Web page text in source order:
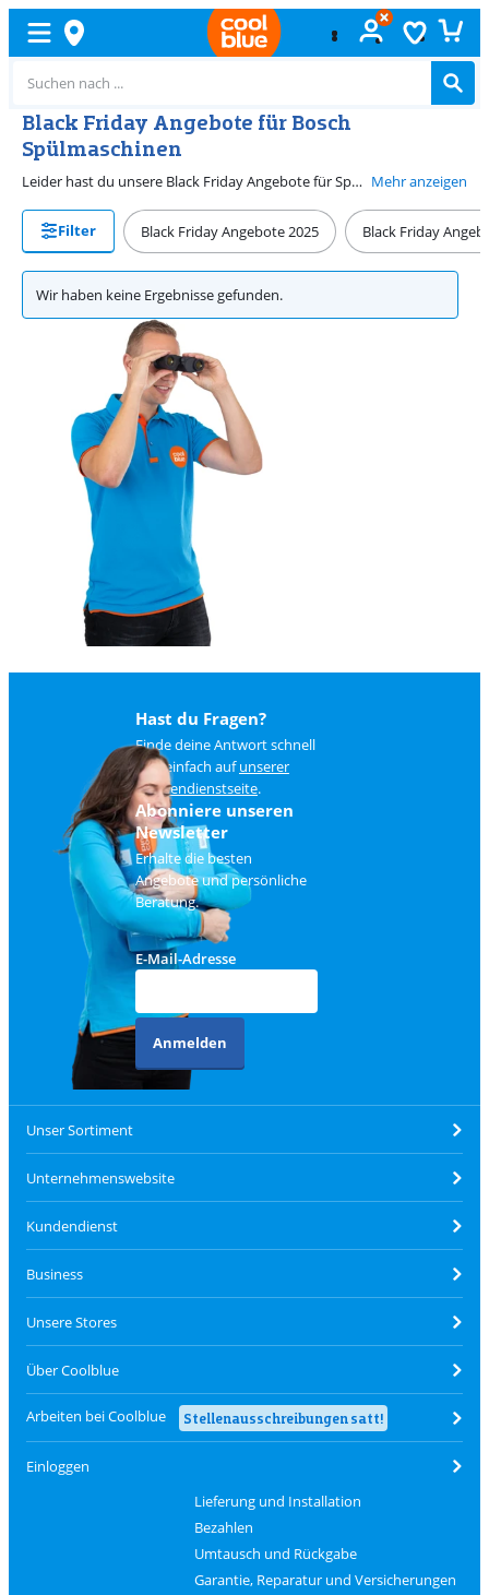
Black Friday Angebote für Bosch
Spülmaschinen
Leider hast du unsere Black Friday Angebote für Spülmaschinen verpasst. Suchst du dennoch eine neue Spülmaschine mit Rabatt? Auf unserer Angebotsseite für Bosch Produkte findest du die aktuellen Geräte zu einem tollen Preis. Wenn du häufig Plastikbehälter und Schalen verwendest, ist ein Modell mit Zeolith die beste Wahl. Die Körner im Boden sorgen dafür, dass das Geschirr schön trocken aus der Spülmaschinen kommt. Wählst du eine Einbauspülmaschine? Dann beachte genau die Nischenmaße. Mehr anzeigen
Filter Black Friday Angebote 2025 Black Friday
Wir haben keine Ergebnisse gefunden.
Hast du Fragen?
Finde deine Antwort schnell
und einfach aufunserer
Kundendienstseite.
Abonniere unseren
Newsletter
Erhalte die besten
Angebote und persönliche
Beratung.
E-Mail-Adresse
Anmelden
Unser Sortiment
Unternehmenswebsite
Kundendienst
Business
Unsere Stores
Über Coolblue
Arbeiten bei Coolblue Stellenausschreibungen satt!
Einloggen
Lieferung und Installation
Bezahlen
Umtausch und Rückgabe
Garantie, Reparatur und Versicherungen